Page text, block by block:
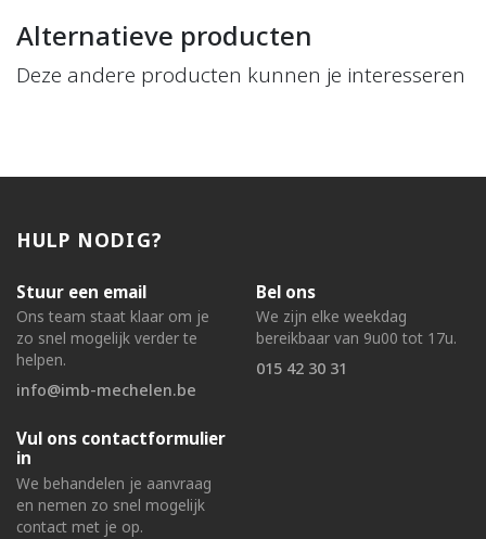
Alternatieve producten
Deze andere producten kunnen je interesseren
HULP NODIG?
Stuur een email
Ons team staat klaar om je
zo snel mogelijk verder te
helpen.
info@imb-mechelen.be
Bel ons
We zijn elke weekdag
bereikbaar van 9u00 tot 17u.
015 42 30 31
Vul ons contactformulier
in
We behandelen je aanvraag
en nemen zo snel mogelijk
contact met je op.